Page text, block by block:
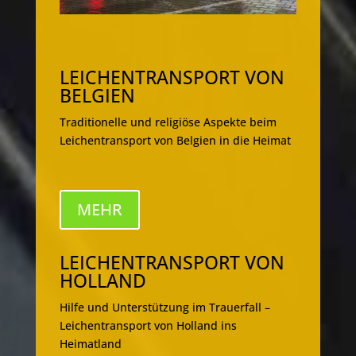
LEICHENTRANSPORT VON
BELGIEN
Traditionelle und religiöse Aspekte beim
Leichentransport von Belgien in die Heimat
MEHR
LEICHENTRANSPORT VON
HOLLAND
Hilfe und Unterstützung im Trauerfall –
Leichentransport von Holland ins
Heimatland